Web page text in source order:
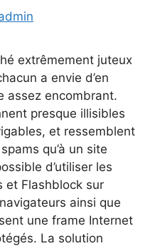
extrêmement juteux
a envie d’en
assez encombrant.
presque illisibles
et ressemblent
qu’à un site
d’utiliser les
et Flashblock sur
ainsi que
une frame Internet
La solution